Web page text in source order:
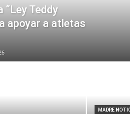
“Ley Teddy
apoyar a atletas
MADRE